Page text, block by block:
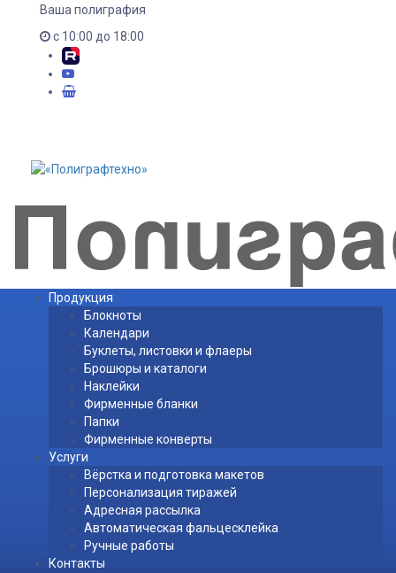
Ваша полиграфия
с 10:00 до 18:00
Продукция
Блокноты
Календари
Буклеты, листовки и флаеры
Брошюры и каталоги
Наклейки
Фирменные бланки
Папки
Фирменные конверты
Услуги
Вёрстка и подготовка макетов
Персонализация тиражей
Адресная рассылка
Автоматическая фальцесклейка
Ручные работы
Контакты